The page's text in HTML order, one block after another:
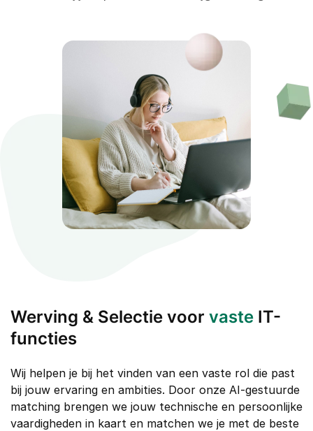
Werving & Selectie voor vaste IT-
functies
Wij helpen je bij het vinden van een vaste rol die past
bij jouw ervaring en ambities. Door onze AI-gestuurde
matching brengen we jouw technische en persoonlijke
vaardigheden in kaart en matchen we je met de beste